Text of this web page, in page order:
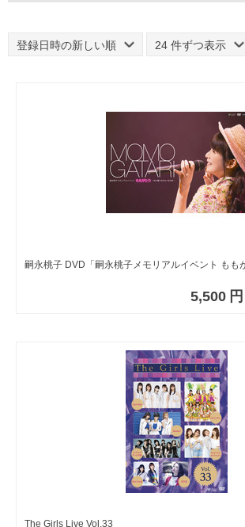
登録日時の新しい順 24 件ずつ表示
嗣永桃子 DVD「嗣永桃子メモリアルイベント もも
5,500 円
The Girls Live Vol.33